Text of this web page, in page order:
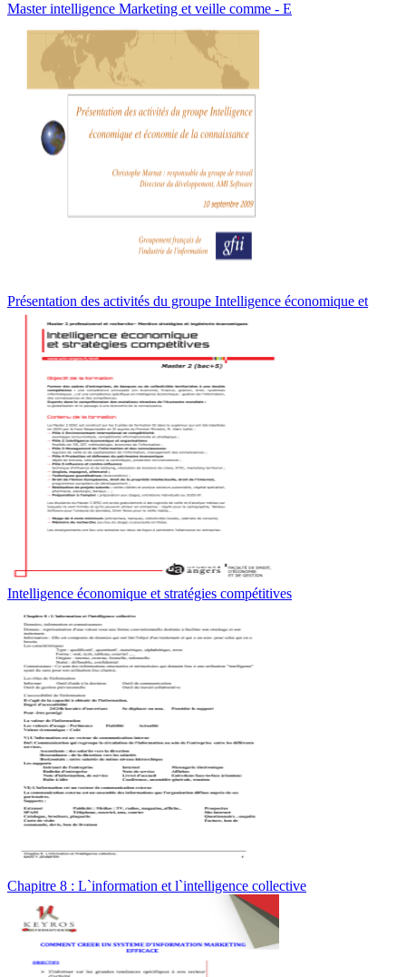
Master intelligence Marketing et veille comme - E
Présentation des activités du groupe Intelligence économique et
Intelligence économique et stratégies compétitives
Chapitre 8 : L`information et l`intelligence collective